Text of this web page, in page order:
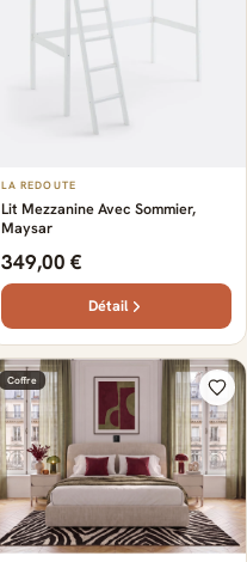
LA REDOUTE
Lit Mezzanine Avec Sommier,
Maysar
349,00 €
Détail
Coffre